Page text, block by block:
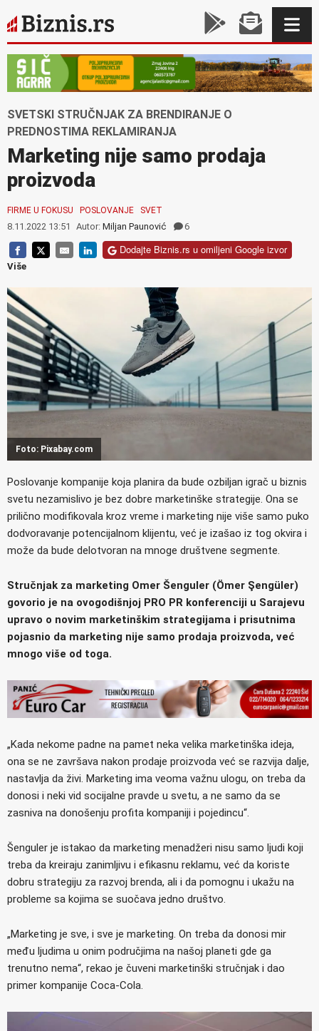
SVETSKI STRUČNJAK ZA BRENDIRANJE O
PREDNOSTIMA REKLAMIRANJA
Marketing nije samo prodaja
proizvoda
FIRME U FOKUSU POSLOVANJE SVET
8.11.2022 13:51 Autor: Miljan Paunović 6
Dodajte Biznis.rs u omiljeni Google izvor
Više
Foto: Pixabay.com
Poslovanje kompanije koja planira da bude ozbiljan igrač u biznis
svetu nezamislivo je bez dobre marketinške strategije. Ona se
prilično modifikovala kroz vreme i marketing nije više samo puko
dodvoravanje potencijalnom klijentu, već je izašao iz tog okvira i
može da bude delotvoran na mnoge društvene segmente.
Stručnjak za marketing Omer Šenguler (Ömer Şengüler)
govorio je na ovogodišnjoj PRO PR konferenciji u Sarajevu
upravo o novim marketinškim strategijama i prisutnima
pojasnio da marketing nije samo prodaja proizvoda, već
mnogo više od toga.
„Kada nekome padne na pamet neka velika marketinška ideja,
ona se ne završava nakon prodaje proizvoda već se razvija dalje,
nastavlja da živi. Marketing ima veoma važnu ulogu, on treba da
donosi i neki vid socijalne pravde u svetu, a ne samo da se
zasniva na donošenju profita kompaniji i pojedincu“.
Šenguler je istakao da marketing menadžeri nisu samo ljudi koji
treba da kreiraju zanimljivu i efikasnu reklamu, već da koriste
dobru strategiju za razvoj brenda, ali i da pomognu i ukažu na
probleme sa kojima se suočava jedno društvo.
„Marketing je sve, i sve je marketing. On treba da donosi mir
među ljudima u onim područjima na našoj planeti gde ga
trenutno nema“, rekao je čuveni marketinški stručnjak i dao
primer kompanije Coca-Cola.